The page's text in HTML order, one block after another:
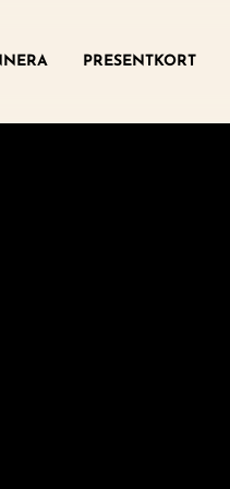
PRESENTKORT